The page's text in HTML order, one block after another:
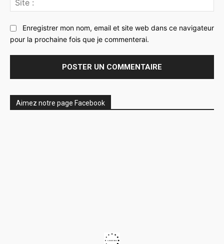
:
Enregistrer mon nom, email et site web dans ce navigateur
pour la prochaine fois que je commenterai.
Aimez notre page Facebook